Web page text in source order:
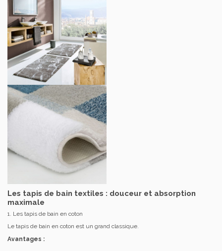
Les tapis de bain textiles : douceur et absorption
maximale
1. Les tapis de bain en coton
Le tapis de bain en coton est un grand classique.
Avantages :